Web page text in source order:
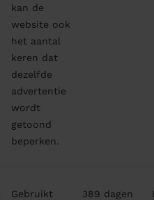
kan de
website ook
het aantal
keren dat
dezelfde
advertentie
wordt
getoond
beperken.
Gebruikt
389 dagen